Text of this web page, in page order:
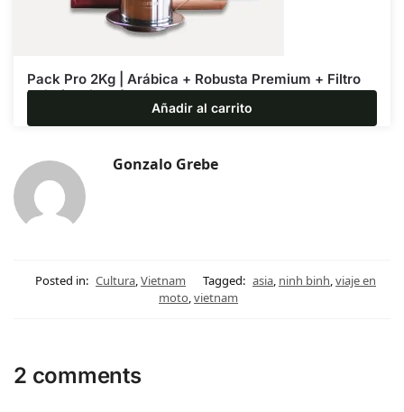
Pack Pro 2Kg | Arábica + Robusta Premium + Filtro
Phin (opcional)
Añadir al carrito
Gonzalo Grebe
Posted in: Cultura,Vietnam Tagged: asia, ninh binh,viaje en
moto,vietnam
2 comments